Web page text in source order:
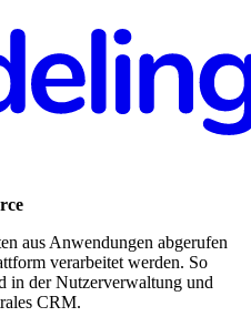
aus Anwendungen abgerufen
verarbeitet werden. So
in der Nutzerverwaltung und
CRM.